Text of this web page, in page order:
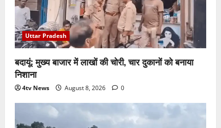
Uttar Pradesh
बदायूं: मुख्य बाजार में लाखों की चोरी, चार दुकानों को बनाया
निशाना
4tv News August 8, 2026 0